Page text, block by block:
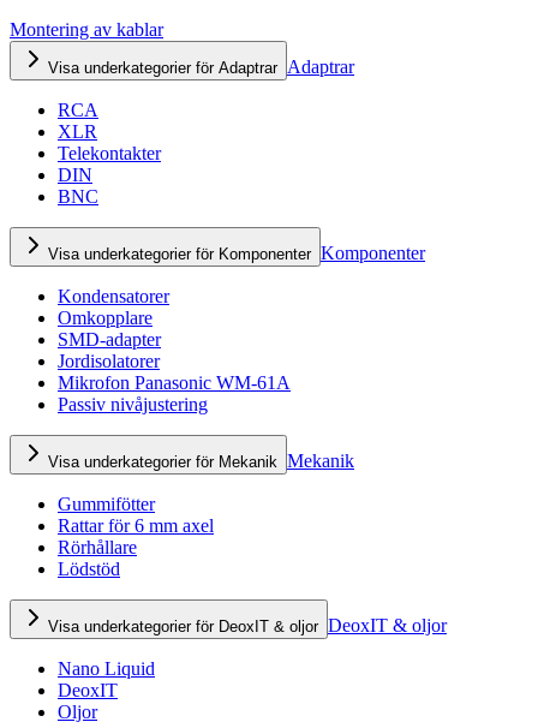
Montering av kablar
Visa underkategorier för Adaptrar Adaptrar
RCA
XLR
Telekontakter
DIN
BNC
Visa underkategorier för Komponenter Komponenter
Kondensatorer
Omkopplare
SMD-adapter
Jordisolatorer
Mikrofon Panasonic WM-61A
Passiv nivåjustering
Visa underkategorier för Mekanik Mekanik
Gummifötter
Rattar för 6 mm axel
Rörhållare
Lödstöd
Visa underkategorier för DeoxIT & oljor DeoxIT & oljor
Nano Liquid
DeoxIT
Oljor